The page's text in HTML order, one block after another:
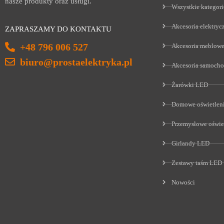
ZAPRASZAMY DO KONTAKTU
+48 796 006 527
biuro@prostaelektryka.pl
Wszystkie
Akcesoria
Akcesoria meblowe
Akcesoria
Żarówki LED
Domowe
Przemysłowe
Girlandy LED
Zestawy taśm LED
Nowości